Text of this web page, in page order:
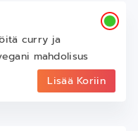
curry ja
mahdolisus
Lisää Koriin